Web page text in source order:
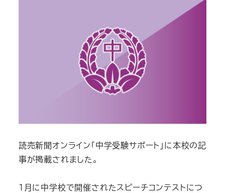
読売新聞オンライン「中学受験サポート」に本校の記
事が掲載されました。
１月に中学校で開催されたスピーチコンテストにつ